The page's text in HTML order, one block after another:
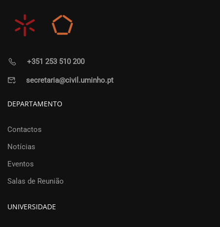
+351 253 510 200
secretaria@civil.uminho.pt
DEPARTAMENTO
Contactos
Notícias
Eventos
Salas de Reunião
UNIVERSIDADE